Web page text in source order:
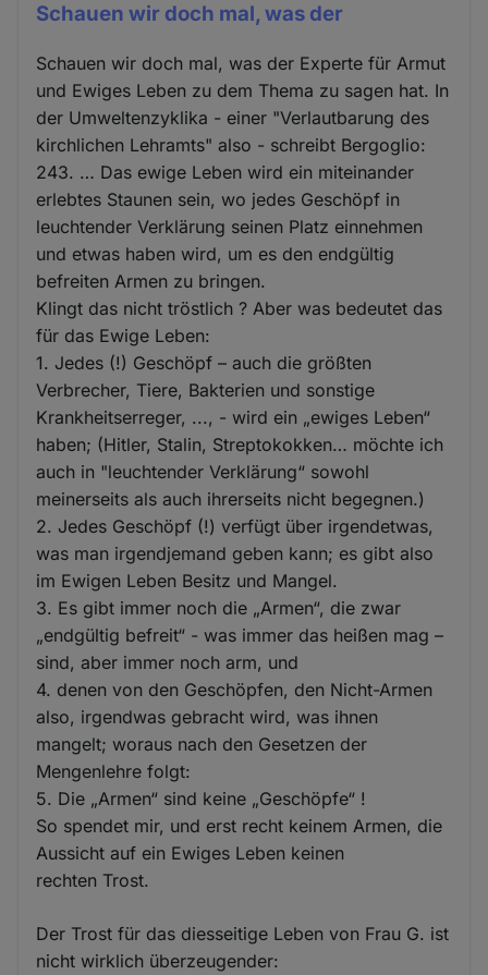
Schauen wir doch mal, was der
Schauen wir doch mal, was der Experte für Armut
und Ewiges Leben zu dem Thema zu sagen hat. In
der Umweltenzyklika - einer "Verlautbarung des
kirchlichen Lehramts" also - schreibt Bergoglio:
243. … Das ewige Leben wird ein miteinander
erlebtes Staunen sein, wo jedes Geschöpf in
leuchtender Verklärung seinen Platz einnehmen
und etwas haben wird, um es den endgültig
befreiten Armen zu bringen.
Klingt das nicht tröstlich ? Aber was bedeutet das
für das Ewige Leben:
1. Jedes (!) Geschöpf – auch die größten
Verbrecher, Tiere, Bakterien und sonstige
Krankheitserreger, ..., - wird ein „ewiges Leben“
haben; (Hitler, Stalin, Streptokokken… möchte ich
auch in "leuchtender Verklärung“ sowohl
meinerseits als auch ihrerseits nicht begegnen.)
2. Jedes Geschöpf (!) verfügt über irgendetwas,
was man irgendjemand geben kann; es gibt also
im Ewigen Leben Besitz und Mangel.
3. Es gibt immer noch die „Armen“, die zwar
„endgültig befreit“ - was immer das heißen mag –
sind, aber immer noch arm, und
4. denen von den Geschöpfen, den Nicht-Armen
also, irgendwas gebracht wird, was ihnen
mangelt; woraus nach den Gesetzen der
Mengenlehre folgt:
5. Die „Armen“ sind keine „Geschöpfe“ !
So spendet mir, und erst recht keinem Armen, die
Aussicht auf ein Ewiges Leben keinen
rechten Trost.
Der Trost für das diesseitige Leben von Frau G. ist
nicht wirklich überzeugender: